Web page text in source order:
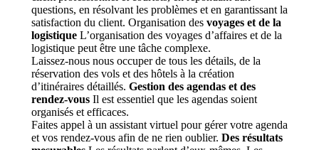
questions, en résolvant les problèmes et en garantissant la
satisfaction du client. Organisation des voyages et de la
logistique L’organisation des voyages d’affaires et de la
logistique peut être une tâche complexe.
Laissez-nous nous occuper de tous les détails, de la
réservation des vols et des hôtels à la création
d’itinéraires détaillés. Gestion des agendas et des
rendez-vous Il est essentiel que les agendas soient
organisés et efficaces.
Faites appel à un assistant virtuel pour gérer votre agenda
et vos rendez-vous afin de ne rien oublier. Des résultats